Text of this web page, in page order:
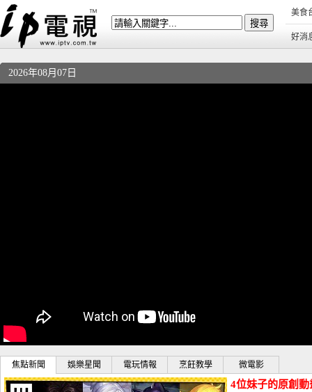
美食
好消
2026年08月07日
焦點新聞 娛樂星聞 電玩情報 烹飪教學 微電影
4位妹子的原創